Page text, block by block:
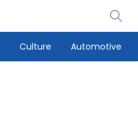
Culture Automotive